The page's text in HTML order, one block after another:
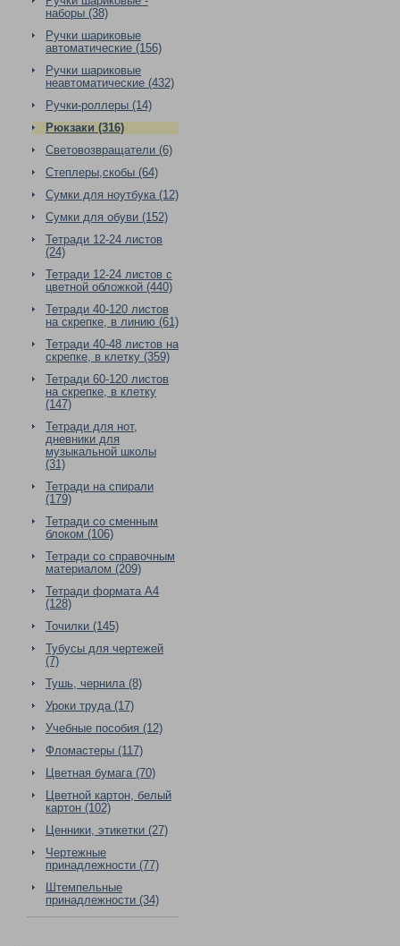
наборы (38)
Ручки шариковые
автоматические (156)
Ручки шариковые
неавтоматические (432)
Ручки-роллеры (14)
Рюкзаки (316)
Световозвращатели (6)
Степлеры,скобы (64)
Сумки для ноутбука (12)
Сумки для обуви (152)
Тетради 12-24 листов
(24)
Тетради 12-24 листов с
цветной обложкой (440)
Тетради 40-120 листов
на скрепке, в линию (61)
Тетради 40-48 листов на
скрепке, в клетку (359)
Тетради 60-120 листов
на скрепке, в клетку
(147)
Тетради для нот,
дневники для
музыкальной школы
(31)
Тетради на спирали
(179)
Тетради со сменным
блоком (106)
Тетради со справочным
материалом (209)
Тетради формата А4
(128)
Точилки (145)
Тубусы для чертежей
(7)
Тушь, чернила (8)
Уроки труда (17)
Учебные пособия (12)
Фломастеры (117)
Цветная бумага (70)
Цветной картон, белый
картон (102)
Ценники, этикетки (27)
Чертежные
принадлежности (77)
Штемпельные
принадлежности (34)